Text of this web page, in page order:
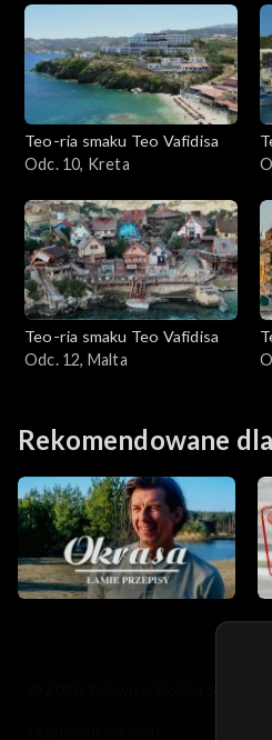
Teo-ria smaku Teo Vafidisa
Odc. 10, Kreta
Teo-ria smaku Teo Vafidisa
Odc. 12, Malta
Rekomendowane